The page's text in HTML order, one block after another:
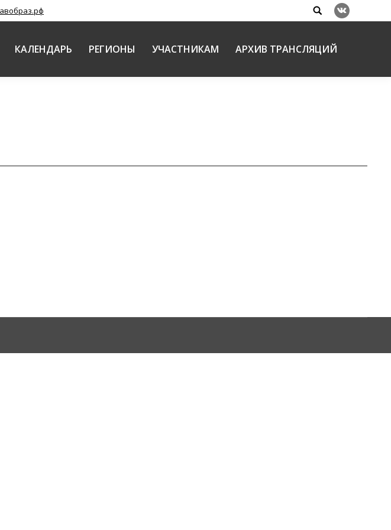
Search:
Вконтакте
КАЛЕНДАРЬ РЕГИОНЫ УЧАСТНИКАМ АРХИВ ТРАНСЛЯЦИЙ